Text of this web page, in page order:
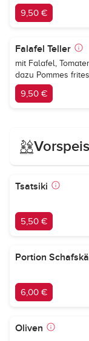
9,50 €
Falafel Teller
mit Falafel,
dazu Pommes frites
9,50 €
Tsatsiki
5,50 €
Portion
6,00 €
Oliven